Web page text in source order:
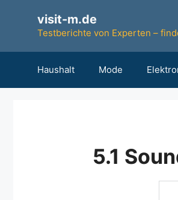
springen
visit-m.de
Testberichte von Experten –
Haushalt Mode
5.1